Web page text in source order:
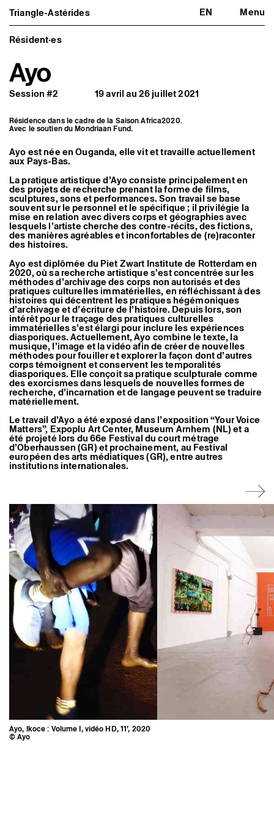
Triangle-Astérides EN Menu
Triangle-Astérides
Centre d’art contemporain
d’intérêt national
et résidence internationale d'artistes
Fermer
Présentation
À propos
Équipe et gouvernance
Formation professionnelle
Adhérer / nous soutenir
Informations pratiques
Programmation
Agenda : en cours et à venir
Expositions
Événements
Programmation éditoriale
Médiation
Publics associés
Les Nouveaux Commanditaires
Artistes résident·es et associé·es
Résident·es
Artistes associé·es
Hors-les-murs
Ancien·nes résident·es et artistes associé·es
Résident·es
Ayo
Session #2 19 avril au 26 juillet 2021
Résidence dans le cadre de la Saison Africa2020.
Avec le soutien du Mondriaan Fund.
Ayo est née en Ouganda, elle vit et travaille actuellement
aux Pays-Bas.
La pratique artistique d’Ayo consiste principalement en
des projets de recherche prenant la forme de films,
sculptures, sons et performances. Son travail se base
souvent sur le personnel et le spécifique ; il privilégie la
mise en relation avec divers corps et géographies avec
lesquels l’artiste cherche des contre-récits, des fictions,
des manières agréables et inconfortables de (re)raconter
des histoires.
Ayo est diplômée du Piet Zwart Institute de Rotterdam en
2020, où sa recherche artistique s’est concentrée sur les
méthodes d’archivage des corps non autorisés et des
pratiques culturelles immatérielles, en réfléchissant à des
histoires qui décentrent les pratiques hégémoniques
d’archivage et d’écriture de l’histoire. Depuis lors, son
intérêt pour le traçage des pratiques culturelles
immatérielles s’est élargi pour inclure les expériences
diasporiques. Actuellement, Ayo combine le texte, la
musique, l’image et la vidéo afin de créer de nouvelles
méthodes pour fouiller et explorer la façon dont d’autres
corps témoignent et conservent les temporalités
diasporiques. Elle conçoit sa pratique sculpturale comme
des exorcismes dans lesquels de nouvelles formes de
recherche, d’incarnation et de langage peuvent se traduire
matériellement.
Le travail d’Ayo a été exposé dans l’exposition “Your Voice
Matters”, Expoplu Art Center, Museum Arnhem (NL) et a
été projeté lors du 66e Festival du court métrage
d’Oberhaussen (GR) et prochainement, au Festival
européen des arts médiatiques (GR), entre autres
institutions internationales.
Ayo, Ikoce : Volume I, vidéo HD, 11’, 2020
© Ayo